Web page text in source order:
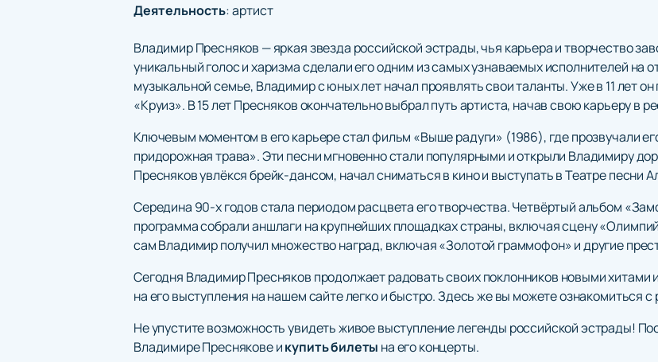
Деятельность:артист
Владимир Пресняков — яркая звезда российской эстрады, чья карьера и творчество
уникальный голос и харизма сделали его одним из самых узнаваемых исполнителей на
музыкальной семье, Владимир с юных лет начал проявлять свои таланты. Уже в 11 лет
«Круиз». В 15 лет Пресняков окончательно выбрал путь артиста, начав свою карьеру в
Ключевым моментом в его карьере стал фильм «Выше радуги» (1986), где прозвучали
придорожная трава». Эти песни мгновенно стали популярными и открыли Владимиру
Пресняков увлёкся брейк-дансом, начал сниматься в кино и выступать в Театре песни
Середина 90-х годов стала периодом расцвета его творчества. Четвёртый альбом
программа собрали аншлаги на крупнейших площадках страны, включая сцену
сам Владимир получил множество наград, включая «Золотой граммофон» и другие
Сегодня Владимир Пресняков продолжает радовать своих поклонников новыми
на его выступления на нашем сайте легко и быстро. Здесь же вы можете ознакомиться
Не упустите возможность увидеть живое выступление легенды российской эстрады!
Владимире Преснякове икупить билеты на его концерты.